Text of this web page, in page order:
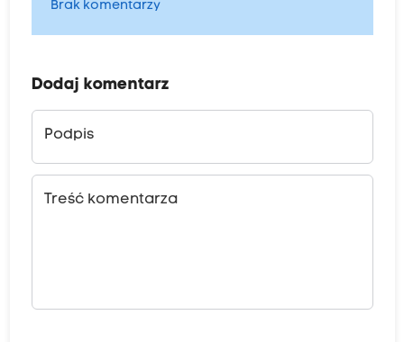
Brak komentarzy
Dodaj komentarz
Podpis
Treść komentarza